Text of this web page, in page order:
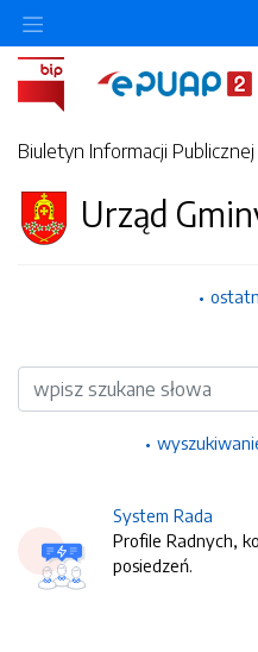
Biuletyn Informacji Publicznej
Urząd
Wyszukiwarka
System Rada
Profile Radnych,
posiedzeń.